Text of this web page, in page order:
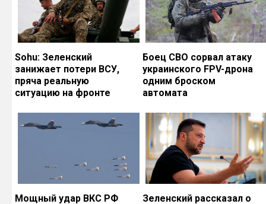
Sohu: Зеленский
занижает потери ВСУ,
пряча реальную
ситуацию на фронте
Боец СВО сорвал атаку
украинского FPV-дрона
одним броском
автомата
Мощный удар ВКС РФ
Зеленский рассказал о